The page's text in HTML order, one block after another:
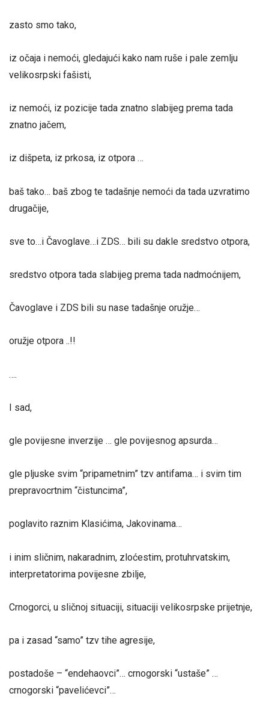
zasto smo tako,
iz očaja i nemoći, gledajući kako nam ruše i pale zemlju
velikosrpski fašisti,
iz nemoći, iz pozicije tada znatno slabijeg prema tada
znatno jačem,
iz dišpeta, iz prkosa, iz otpora …
baš tako… baš zbog te tadašnje nemoći da tada uzvratimo
drugačije,
sve to…i Čavoglave…i ZDS… bili su dakle sredstvo otpora,
sredstvo otpora tada slabijeg prema tada nadmoćnijem,
Čavoglave i ZDS bili su nase tadašnje oružje…
oružje otpora ..!!
….
I sad,
gle povijesne inverzije … gle povijesnog apsurda…
gle pljuske svim “pripametnim” tzv antifama… i svim tim
prepravocrtnim “čistuncima”,
poglavito raznim Klasićima, Jakovinama…
i inim sličnim, nakaradnim, zloćestim, protuhrvatskim,
interpretatorima povijesne zbilje,
Crnogorci, u sličnoj situaciji, situaciji velikosrpske prijetnje,
pa i zasad “samo” tzv tihe agresije,
postadoše – “endehaovci”… crnogorski “ustaše” …
crnogorski “pavelićevci”…